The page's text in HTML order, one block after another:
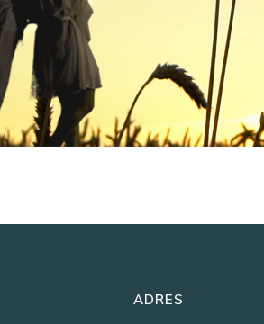
ADRES